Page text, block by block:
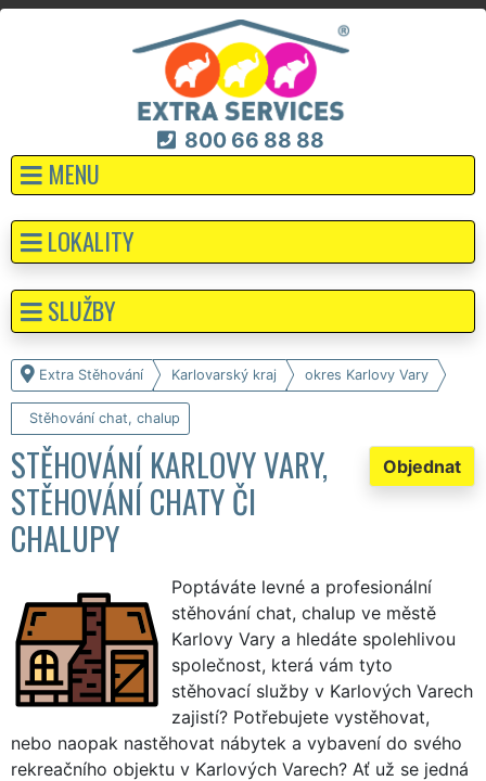
800 66 88 88
MENU
Extra Stěhování Karlovarský kraj okres Karlovy Vary
Stěhování chat, chalup
Objednat
STĚHOVÁNÍ KARLOVY VARY,
STĚHOVÁNÍ CHATY ČI
CHALUPY
Poptáváte levné a profesionální
stěhování chat, chalup ve městě
Karlovy Vary a hledáte spolehlivou
společnost, která vám tyto
stěhovací služby v Karlových Varech
zajistí? Potřebujete vystěhovat,
nebo naopak nastěhovat nábytek a vybavení do svého
rekreačního objektu v Karlových Varech? Ať už se jedná
LOKALITY
SLUŽBY